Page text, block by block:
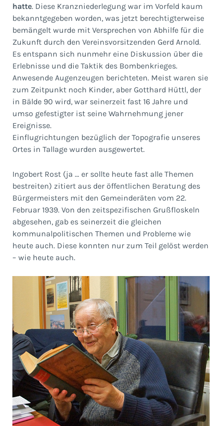
hatte. Diese Kranzniederlegung war im Vorfeld kaum
bekanntgegeben worden, was jetzt berechtigterweise
bemängelt wurde mit Versprechen von Abhilfe für die
Zukunft durch den Vereinsvorsitzenden Gerd Arnold.
Es entspann sich nunmehr eine Diskussion über die
Erlebnisse und die Taktik des Bombenkrieges.
Anwesende Augenzeugen berichteten. Meist waren sie
zum Zeitpunkt noch Kinder, aber Gotthard Hüttl, der
in Bälde 90 wird, war seinerzeit fast 16 Jahre und
umso gefestigter ist seine Wahrnehmung jener
Ereignisse.
Einflugrichtungen bezüglich der Topografie unseres
Ortes in Tallage wurden ausgewertet.
Ingobert Rost (ja … er sollte heute fast alle Themen
bestreiten) zitiert aus der öffentlichen Beratung des
Bürgermeisters mit den Gemeinderäten vom 22.
Februar 1939. Von den zeitspezifischen Grußfloskeln
abgesehen, gab es seinerzeit die gleichen
kommunalpolitischen Themen und Probleme wie
heute auch. Diese konnten nur zum Teil gelöst werden
– wie heute auch.